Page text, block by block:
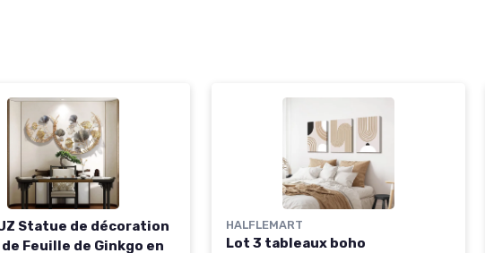
Statue de décoration
Feuille de Ginkgo en
HALFLEMART
Lot 3 tableaux boho